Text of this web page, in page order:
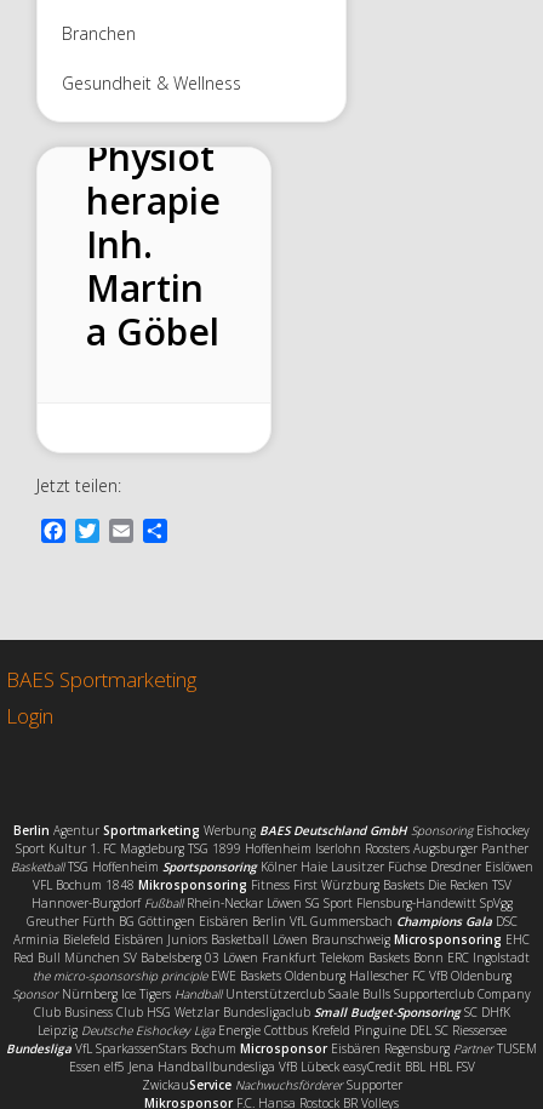
Branchen
Gesundheit & Wellness
eMG
Praxis
für
Physiot
herapie
Inh.
Martin
a Göbel
Jetzt teilen:
F
o
k
T
r
E
BAES Sportmarketing
Login
Berlin Agentur Sportmarketing Werbung BAES Deutschland GmbH SponsoringEishockey
Sport Kultur 1. FC Magdeburg TSG 1899 Hoffenheim Iserlohn Roosters Augsburger Panther
BasketballTSG Hoffenheim SportsponsoringKölner Haie Lausitzer Füchse Dresdner Eislöwen
VFL Bochum 1848 Mikrosponsoring Fitness First Würzburg Baskets Die Recken TSV
Hannover-Burgdorf FußballRhein-Neckar Löwen SG Sport Flensburg-Handewitt SpVgg
Greuther Fürth BG Göttingen Eisbären Berlin VfL Gummersbach Champions GalaDSC
Arminia Bielefeld Eisbären Juniors Basketball Löwen Braunschweig Microsponsoring EHC
Red Bull München SV Babelsberg 03 Löwen Frankfurt Telekom Baskets Bonn ERC Ingolstadt
the micro-sponsorship principleEWE Baskets Oldenburg Hallescher FC VfB Oldenburg
SponsorNürnberg Ice Tigers HandballUnterstützerclub Saale Bulls Supporterclub Company
Club Business Club HSG Wetzlar Bundesligaclub Small Budget-SponsoringSC DHfK
Leipzig Deutsche Eishockey LigaEnergie Cottbus Krefeld Pinguine DEL SC Riessersee
Bundesliga VfL SparkassenStars Bochum MicrosponsorEisbären Regensburg PartnerTUSEM
Essen elf5 Jena Handballbundesliga VfB Lübeck easyCredit BBL HBL FSV
ZwickauService NachwuchsfördererSupporter
MikrosponsorF.C. Hansa Rostock BR Volleys